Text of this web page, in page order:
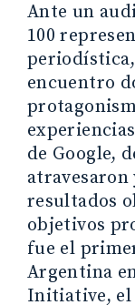
Ante un
100
encuentro
de Google,
resultados
objetivos
fue el
Argentina
Initiative, el